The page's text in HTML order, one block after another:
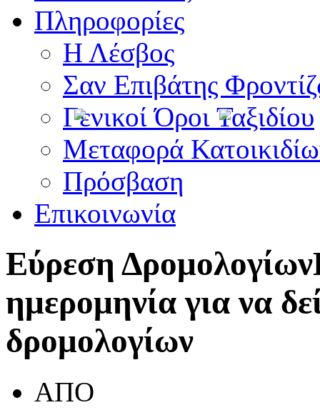
Πληροφορίες
Η Λέσβος
Σαν Επιβάτης
Γενικοί Όροι Ταξιδίου
Μεταφορά
Πρόσβαση
Επικοινωνία
Εύρεση Δρομολογίων
ημερομηνία για να
δρομολογίων
ΑΠΟ